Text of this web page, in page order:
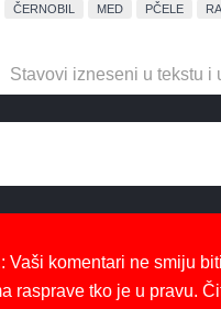
ČERNOBIL MED PČELE
Stavovi izneseni u tekstu i
: Vaši komentari ne smiju
rasprave tko je u pravu.